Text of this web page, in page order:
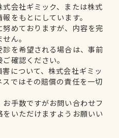
会社ギミック、または株式
をもとにしています。
めておりますが、内容を完
ん。
を希望される場合は、事前
確認ください。
について、株式会社ギミッ
ではその賠償の責任を一切
手数ですがお問い合わせフ
いただけますようお願いい